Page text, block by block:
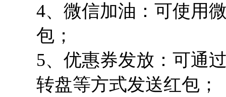
4、微信加油：可使用
包；
5、优惠券发放：可通
转盘等方式发送红包；